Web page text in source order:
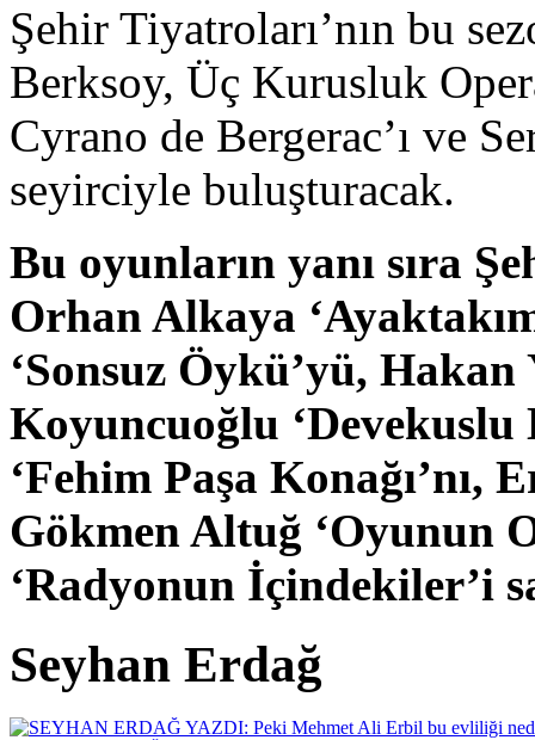
Şehir Tiyatroları’nın bu
Berksoy, Üç Kurusluk
Cyrano de Bergerac’ı ve
seyirciyle buluşturacak.
Bu oyunların yanı sıra
Orhan Alkaya
‘Sonsuz Öykü’yü,
Koyuncuoğlu
‘Fehim Paşa Konağı’nı,
Gökmen Altuğ ‘Oyunun
‘Radyonun İçindekiler’i
Seyhan Erdağ